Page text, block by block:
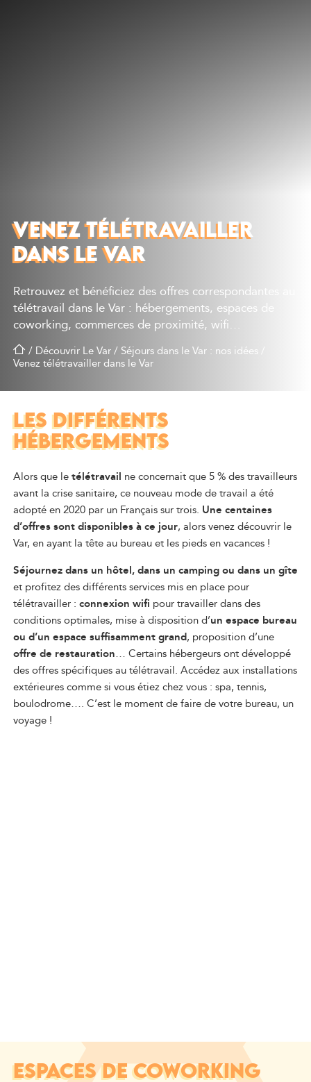
VENEZ TÉLÉTRAVAILLER
DANS LE VAR
Retrouvez et bénéficiez des offres correspondantes au
télétravail dans le Var : hébergements, espaces de
coworking, commerces de proximité, wifi…
/ Découvrir Le Var/ Séjours dans le Var : nos idées
Venez télétravailler dans le Var
LES DIFFÉRENTS
HÉBERGEMENTS
Alors que letélétravail ne concernait que 5 % des travailleurs
avant la crise sanitaire, ce nouveau mode de travail a été
adopté en 2020 par un Français sur trois. Une centaines
d’offres sont disponibles à ce jour, alors venez découvrir le
Var, en ayant la tête au bureau et les pieds en vacances !
Séjournez dans un hôtel, dans un camping ou dans un gîte
et profitez des différents services mis en place pour
télétravailler : connexion wifi pour travailler dans des
conditions optimales, mise à disposition d’un espace bureau
ou d’un espace suffisamment grand, proposition d’une
offre de restauration… Certains hébergeurs ont développé
des offres spécifiques au télétravail. Accédez aux installations
extérieures comme si vous étiez chez vous : spa, tennis,
boulodrome…. C’est le moment de faire de votre bureau, un
voyage !
ESPACES DE COWORKING